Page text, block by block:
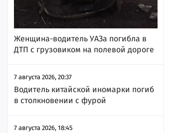
Женщина-водитель УАЗа погибла в
ДТП с грузовиком на полевой дороге
7 августа 2026, 20:37
Водитель китайской иномарки погиб
в столкновении с фурой
7 августа 2026, 18:45